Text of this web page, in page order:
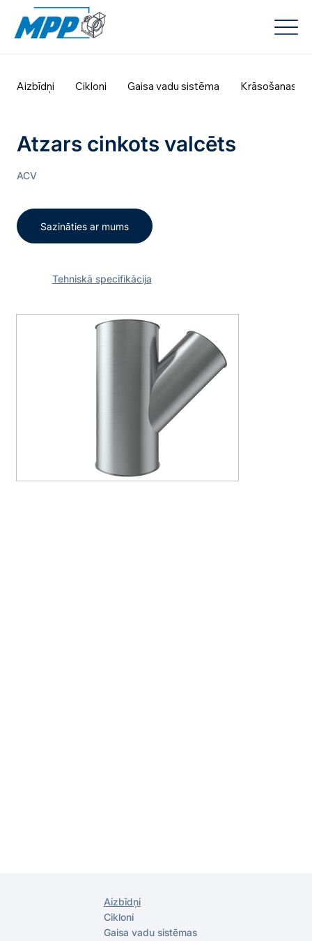
Aizbīdņi Cikloni Gaisa vadu sistēma Krāsošanas
Atzars cinkots valcēts
ACV
Tehniskā specifikācija
Sazināties ar mums
Aizbīdņi
Cikloni
Gaisa vadu sistēmas